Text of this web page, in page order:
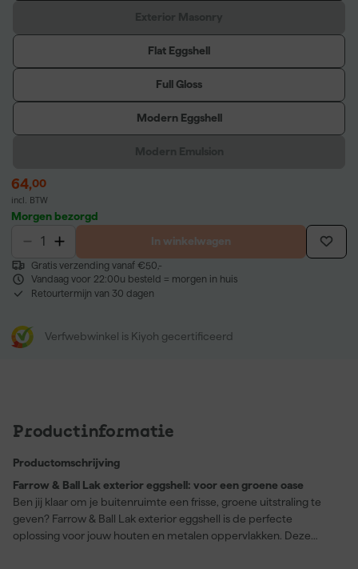
Flat Eggshell
Full Gloss
Modern Eggshell
64,00
incl. BTW
Morgen bezorgd
In winkelwagen
Gratis verzending vanaf €50,-
Vandaag voor 22:00u besteld = morgen in huis
Retourtermijn van 30 dagen
Verfwebwinkel is Kiyoh gecertificeerd
Productinformatie
Productomschrijving
Farrow & Ball Lak exterior eggshell: voor een groene oase
Ben jij klaar om je buitenruimte een frisse, groene uitstraling te
geven? Farrow & Ball Lak exterior eggshell is de perfecte
oplossing voor jouw houten en metalen oppervlakken. Deze